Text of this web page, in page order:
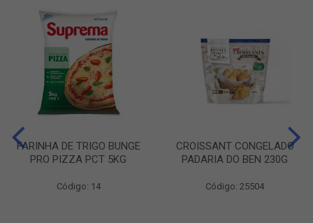
FARINHA DE TRIGO BUNGE
PRO PIZZA PCT 5KG
Código: 14
CROISSANT CONGELADO
PADARIA DO BEN 230G
Código: 25504